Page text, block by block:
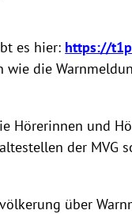
es hier: https://
die
Hörerinnen und
der MVG
über